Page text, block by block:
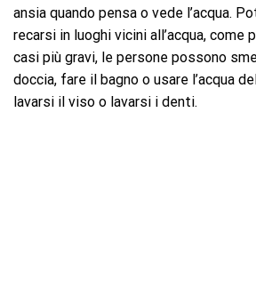
ansia quando pensa o vede l’acqua.
recarsi in luoghi vicini all’acqua, come
casi più gravi, le persone possono
doccia, fare il bagno o usare l’acqua
lavarsi il viso o lavarsi i denti.